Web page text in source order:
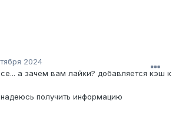
2024
а зачем вам лайки? добавляется кэш к
получить информацию